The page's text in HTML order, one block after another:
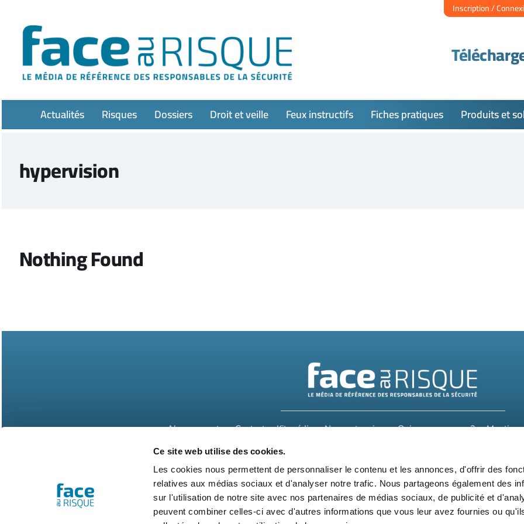
Ce site web utilise des cookies.
Les cookies nous permettent de personnaliser le contenu et les annonces, d'offrir des
relatives aux médias sociaux et d'analyser notre trafic. Nous partageons également des
sur l'utilisation de notre site avec nos partenaires de médias sociaux, de publicité et
peuvent combiner celles-ci avec d'autres informations que vous leur avez fournies ou
contenu
Inscription /
Actualités Risques Dossiers Droit et veille Feux instructifs Fiches pratiques Produits et
hypervision
Nothing Found
Abonnements Contact Kit média Nos partenaires Qui sommes-nous ?